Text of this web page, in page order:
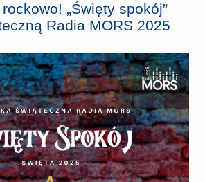
„Święty spokój”
Radia MORS 2025